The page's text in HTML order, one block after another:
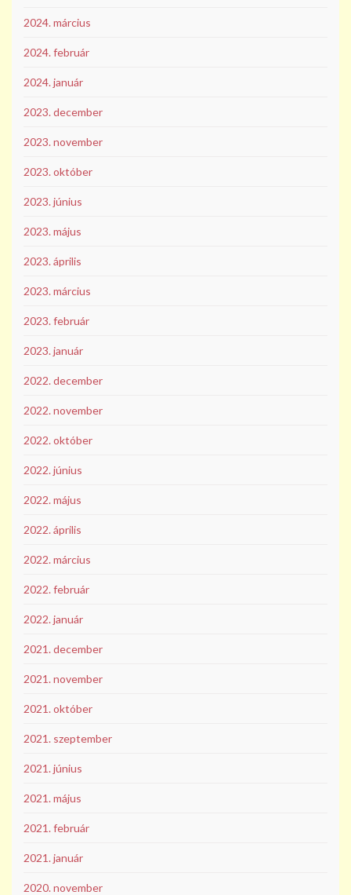
2024. március
2024. február
2024. január
2023. december
2023. november
2023. október
2023. június
2023. május
2023. április
2023. március
2023. február
2023. január
2022. december
2022. november
2022. október
2022. június
2022. május
2022. április
2022. március
2022. február
2022. január
2021. december
2021. november
2021. október
2021. szeptember
2021. június
2021. május
2021. február
2021. január
2020. november